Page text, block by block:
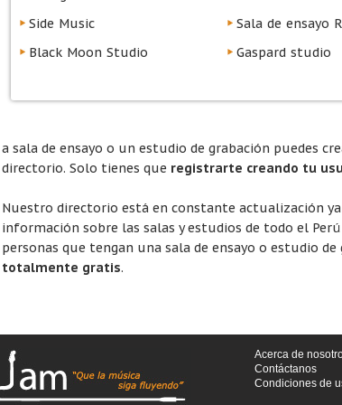
Side Music
Sala de ensayo
Black Moon Studio
Gaspard studio
a sala de ensayo o un estudio de grabación puedes
directorio. Solo tienes que registrarte creando tu
Nuestro directorio está en constante actualización
información sobre las salas y estudios de todo el
personas que tengan una sala de ensayo o estudio
totalmente gratis.
Acerca de
Contáctanos
Condiciones de